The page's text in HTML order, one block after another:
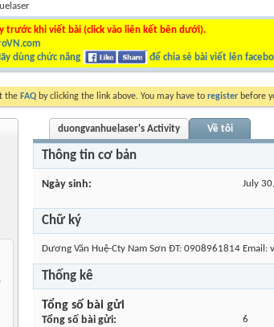
trước khi viết bài (click vào liên kết bên dưới).
dùng chức năng để chia sẻ bài viết lên
the FAQ by clicking the link above. You may have to register before
duongvanhuelaser's Activity Về tôi
Thông tin cơ bản
Ngày sinh July
Chữ ký
Dương Văn Huệ-Cty Nam Sơn ĐT: 0908961814 Email:
Thống kê
Tổng số bài gửi
Tổng số bài gửi 6